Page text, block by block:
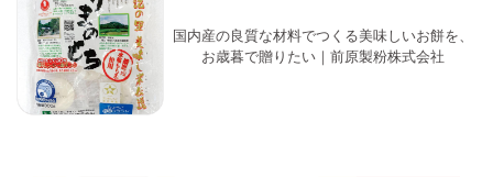
国内産の良質な材料でつくる美味しいお餅を、
お歳暮で贈りたい｜前原製粉株式会社